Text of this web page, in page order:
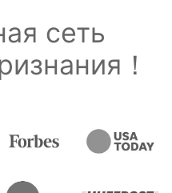
сеть
！